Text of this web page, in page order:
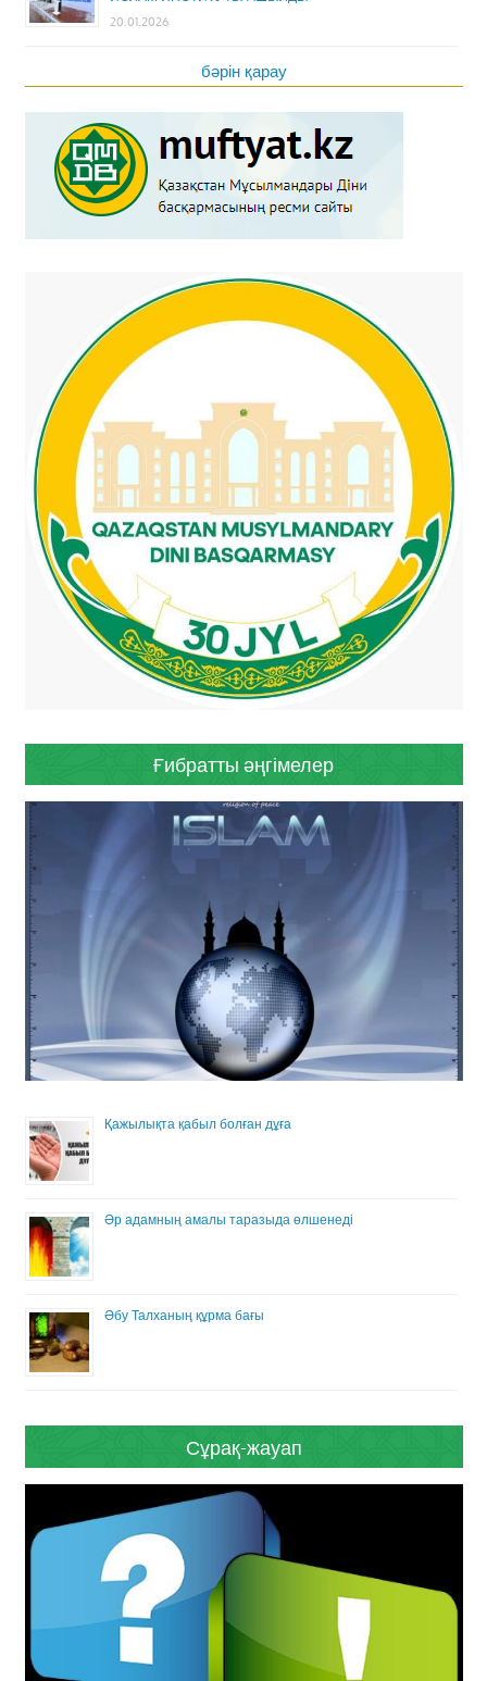
20.01.2026
бәрін қарау
Ғибратты әңгімелер
Қажылықта қабыл болған дұға
Әр адамның амалы таразыда өлшенеді
Әбу Талханың құрма бағы
Сұрақ-жауап